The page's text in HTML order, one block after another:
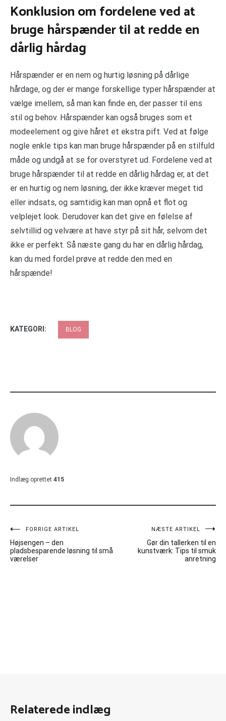
Konklusion om fordelene ved at
bruge hårspænder til at redde en
dårlig hårdag
Hårspænder er en nem og hurtig løsning på dårlige
hårdage, og der er mange forskellige typer hårspænder at
vælge imellem, så man kan finde en, der passer til ens
stil og behov. Hårspænder kan også bruges som et
modeelement og give håret et ekstra pift. Ved at følge
nogle enkle tips kan man bruge hårspænder på en stilfuld
måde og undgå at se for overstyret ud. Fordelene ved at
bruge hårspænder til at redde en dårlig hårdag er, at det
er en hurtig og nem løsning, der ikke kræver meget tid
eller indsats, og samtidig kan man opnå et flot og
velplejet look. Derudover kan det give en følelse af
selvtillid og velvære at have styr på sit hår, selvom det
ikke er perfekt. Så næste gang du har en dårlig hårdag,
kan du med fordel prøve at redde den med en
hårspænde!
KATEGORI: BLOG
Indlæg oprettet 415
Indlægsnavigation
FORRIGE ARTIKEL
Højsengen – den
pladsbesparende løsning til små
værelser
NÆSTE ARTIKEL
Gør din tallerken til en
kunstværk: Tips til smuk
anretning
Relaterede indlæg